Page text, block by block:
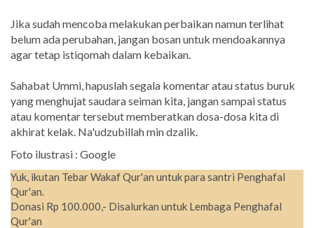
Jika sudah mencoba melakukan perbaikan namun terlihat
belum ada perubahan, jangan bosan untuk mendoakannya
agar tetap istiqomah dalam kebaikan.
Sahabat Ummi, hapuslah segala komentar atau status buruk
yang menghujat saudara seiman kita, jangan sampai status
atau komentar tersebut memberatkan dosa-dosa kita di
akhirat kelak. Na'udzubillah min dzalik.
Foto ilustrasi : Google
Yuk, ikutan Tebar Wakaf Qur'an untuk para santri Penghafal
Qur'an.
Donasi Rp 100.000,- Disalurkan untuk Lembaga Penghafal
Qur'an